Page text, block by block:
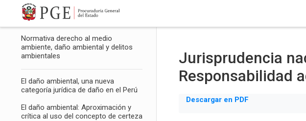
Salta al contenido principal
Prólogo
Normativa derecho al medio
ambiente, daño ambiental y delitos
ambientales
El daño ambiental, una nueva
categoría jurídica de daño en el Perú
El daño ambiental: Aproximación y
crítica al uso del concepto de certeza
Jurisprudencia
Responsabilidad
Descargar en PDF